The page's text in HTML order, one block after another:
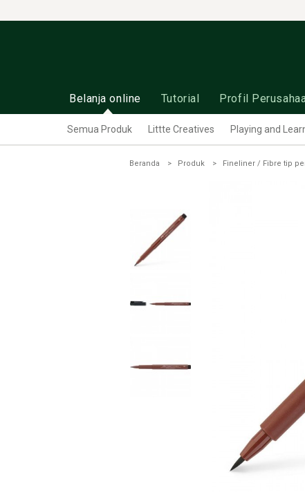
Belanja online Tutorial Profil
Semua Produk Littte Creatives Playing and
Beranda Produk Fineliner / Fibre tip